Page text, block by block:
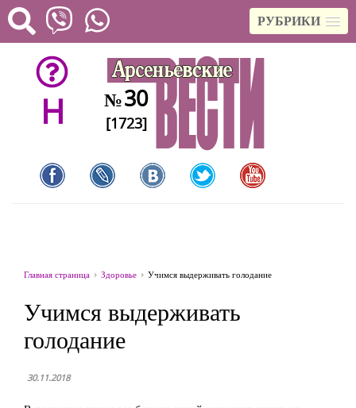
РУБРИКИ
H №30
[1723]
Главная страница Здоровье Учимся выдерживать голодание
Учимся выдерживать
голодание
30.11.2018